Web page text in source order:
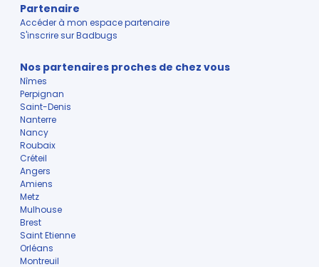
Partenaire
Accéder à mon espace partenaire
S'inscrire sur Badbugs
Nos partenaires proches de chez vous
Nîmes
Perpignan
Saint-Denis
Nanterre
Nancy
Roubaix
Créteil
Angers
Amiens
Metz
Mulhouse
Brest
Saint Etienne
Orléans
Montreuil